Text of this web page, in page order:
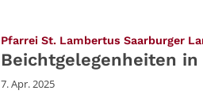
Pfarrei St. Lambertus Saarburger
Beichtgelegenheiten
7. Apr. 2025